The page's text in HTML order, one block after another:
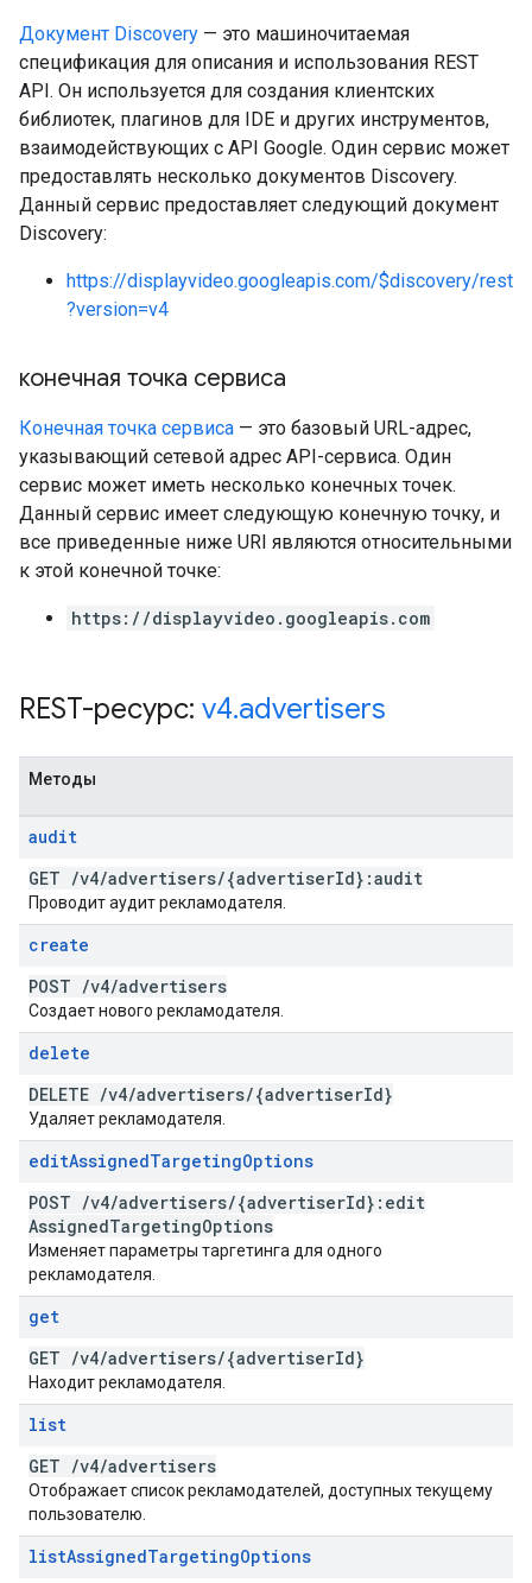
Документ Discovery — это машиночитаемая
спецификация для описания и использования REST
API. Он используется для создания клиентских
библиотек, плагинов для IDE и других инструментов,
взаимодействующих с API Google. Один сервис может
предоставлять несколько документов Discovery.
Данный сервис предоставляет следующий документ
Discovery:
https://displayvideo.googleapis.com/$discovery/rest
?version=v4
конечная точка сервиса
Конечная точка сервиса — это базовый URL-адрес,
указывающий сетевой адрес API-сервиса. Один
сервис может иметь несколько конечных точек.
Данный сервис имеет следующую конечную точку, и
все приведенные ниже URI являются относительными
к этой конечной точке:
https://displayvideo.googleapis.com
REST-ресурс: v4.advertisers
Методы
audit
GET /v4/advertisers/{advertiserId}:audit
Проводит аудит рекламодателя.
create
POST /v4/advertisers
Создает нового рекламодателя.
delete
DELETE /v4/advertisers/{advertiserId}
Удаляет рекламодателя.
editAssignedTargetingOptions
POST /v4/advertisers/{advertiserId}:edit
AssignedTargetingOptions
Изменяет параметры таргетинга для одного
рекламодателя.
get
GET /v4/advertisers/{advertiserId}
Находит рекламодателя.
list
GET /v4/advertisers
Отображает список рекламодателей, доступных текущему
пользователю.
listAssignedTargetingOptions